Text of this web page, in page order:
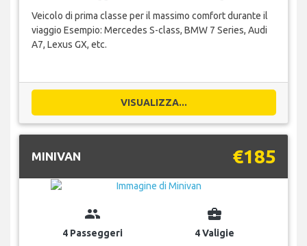
Veicolo di prima classe per il massimo comfort durante il
viaggio Esempio: Mercedes S-class, BMW 7 Series, Audi
A7, Lexus GX, etc.
VISUALIZZA...
MINIVAN €185
group
4 Passeggeri
business_center
4 Valigie